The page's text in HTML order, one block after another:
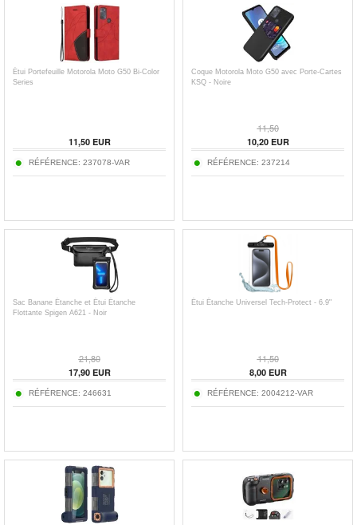
Étui Portefeuille Motorola Moto G50 Bi-Color
Series
11,50EUR
RÉFÉRENCE: 237078-VAR
Coque Motorola Moto G50 avec Porte-Cartes
KSQ - Noire
11,50
10,20EUR
RÉFÉRENCE: 237214
Sac Banane Étanche et Étui Étanche
Flottante Spigen A621 - Noir
21,80
17,90EUR
RÉFÉRENCE: 246631
Étui Étanche Universel Tech-Protect - 6.9"
11,50
8,00EUR
RÉFÉRENCE: 2004212-VAR